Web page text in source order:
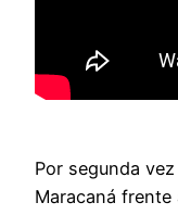
Por segunda
Maracaná